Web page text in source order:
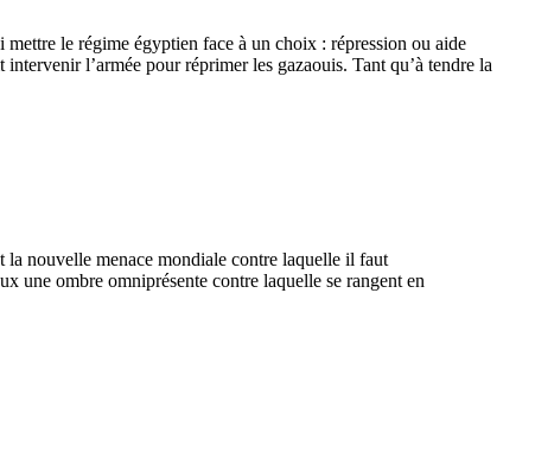
le régime égyptien face à un choix : répression ou aide
l’armée pour réprimer les gazaouis. Tant qu’à tendre la
nouvelle menace mondiale contre laquelle il faut
une ombre omniprésente contre laquelle se rangent en